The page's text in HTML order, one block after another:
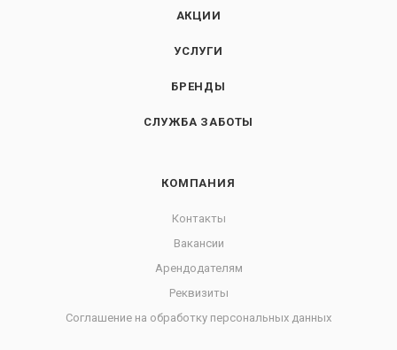
АКЦИИ
УСЛУГИ
БРЕНДЫ
СЛУЖБА ЗАБОТЫ
КОМПАНИЯ
Контакты
Вакансии
Арендодателям
Реквизиты
Соглашение на обработку персональных данных